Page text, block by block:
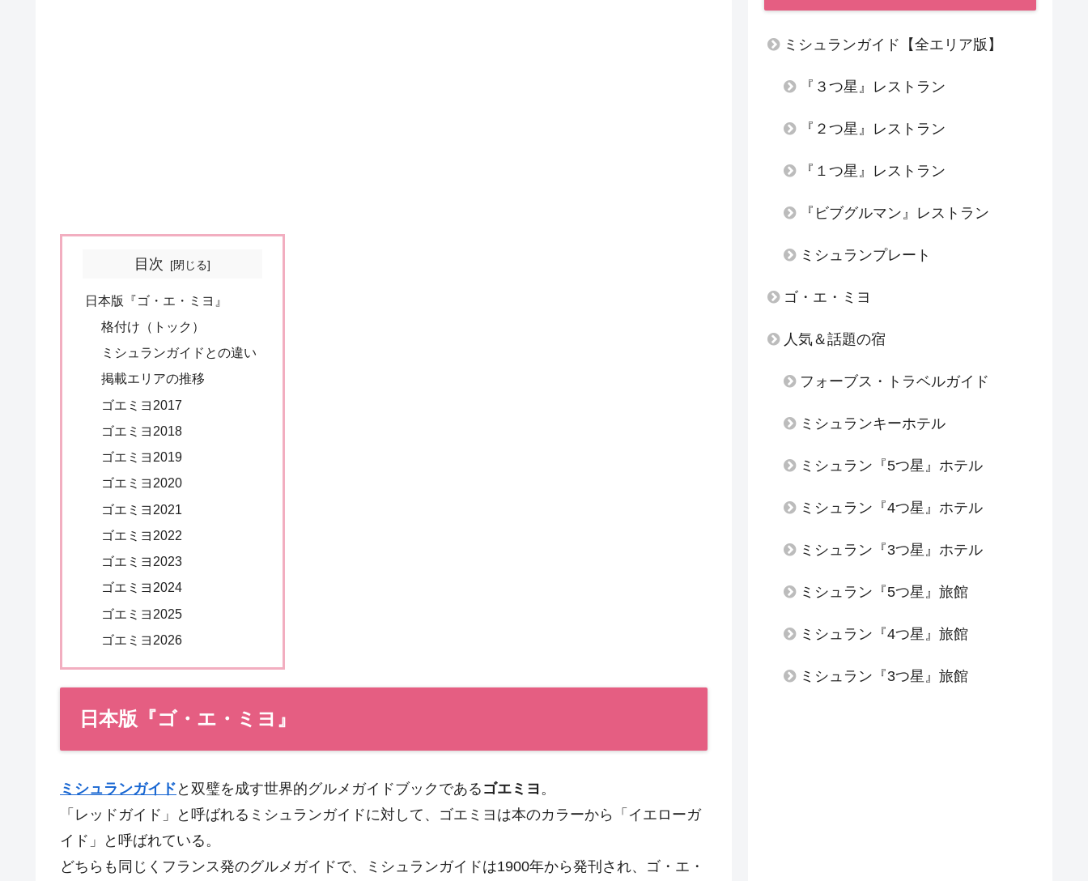
目次
日本版『ゴ・エ・ミヨ』
格付け（トック）
ミシュランガイドとの違い
掲載エリアの推移
ゴエミヨ2017
ゴエミヨ2018
ゴエミヨ2019
ゴエミヨ2020
ゴエミヨ2021
ゴエミヨ2022
ゴエミヨ2023
ゴエミヨ2024
ゴエミヨ2025
ゴエミヨ2026
日本版『ゴ・エ・ミヨ』
ミシュランガイド と双璧を成す世界的グルメガイドブックである ゴエミヨ 。
「レッドガイド」と呼ばれるミシュランガイドに対して、ゴエミヨは本のカラーから「イエローガ
イド」と呼ばれている。
どちらも同じくフランス発のグルメガイドで、ミシュランガイドは1900年から発刊され、ゴ・エ・
ミシュランガイド【全エリア版】
『３つ星』レストラン
『２つ星』レストラン
『１つ星』レストラン
『ビブグルマン』レストラン
ミシュランプレート
ゴ・エ・ミヨ
人気＆話題の宿
フォーブス・トラベルガイド
ミシュランキーホテル
ミシュラン『5つ星』ホテル
ミシュラン『4つ星』ホテル
ミシュラン『3つ星』ホテル
ミシュラン『5つ星』旅館
ミシュラン『4つ星』旅館
ミシュラン『3つ星』旅館